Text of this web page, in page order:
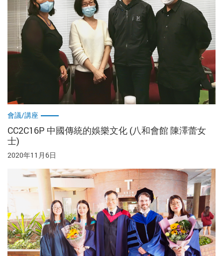
會議/講座
CC2C16P 中國傳統的娛樂文化 (八和會館 陳澤蕾女
士)
2020年11月6日